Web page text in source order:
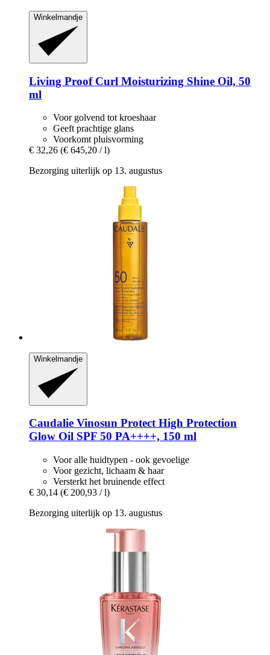
Winkelmandje
Living ProofCurl Moisturizing Shine Oil, 50
ml
Voor golvend tot kroeshaar
Geeft prachtige glans
Voorkomt pluisvorming
€ 32,26 (€ 645,20 / l)
Bezorging uiterlijk op 13. augustus
Winkelmandje
Caudalie Vinosun Protect High Protection
Glow Oil SPF 50 PA++++, 150 ml
Voor alle huidtypen - ook gevoelige
Voor gezicht, lichaam & haar
Versterkt het bruinende effect
€ 30,14 (€ 200,93 / l)
Bezorging uiterlijk op 13. augustus